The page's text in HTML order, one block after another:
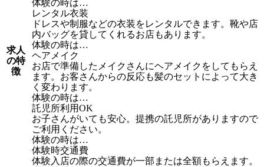
求人
の特
徴
体験の時は…
レンタル衣装
ドレスや制服などの衣装をレンタルできます。靴や店
内バッグを貸してくれるお店もあります。
体験の時は…
ヘアメイク
お店で準備したメイクさんにヘアメイクをしてもらえ
ます。お客さんからの反応も髪のセットによって大き
く変わります。
体験の時は…
託児所利用OK
お子さんがいても安心。提携の託児所がありますので
ご利用ください。
体験の時は…
体験時交通費
体験入店の際の交通費が一部または全額もらえます。